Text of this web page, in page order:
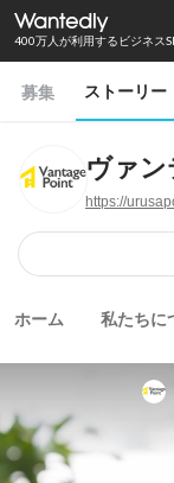
400万人が利用するビジネス
募集 ストーリー
ヴァン
https://
ホーム 私たちに